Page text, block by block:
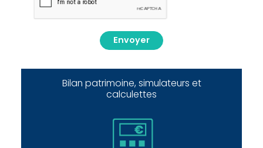
Envoyer
Bilan patrimoine, simulateurs et
calculettes